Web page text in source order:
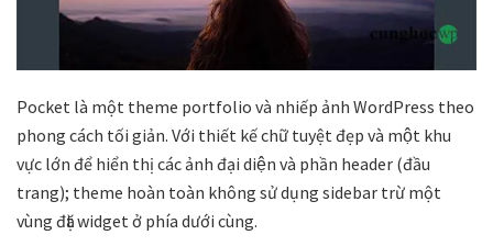
Pocket là một theme portfolio và nhiếp ảnh WordPress theo
phong cách tối giản. Với thiết kế chữ tuyệt đẹp và một khu
vực lớn để hiển thị các ảnh đại diện và phần header (đầu
trang); theme hoàn toàn không sử dụng sidebar trừ một
vùng đặt widget ở phía dưới cùng.